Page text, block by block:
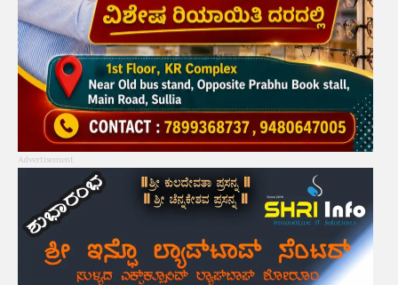
Advertisement